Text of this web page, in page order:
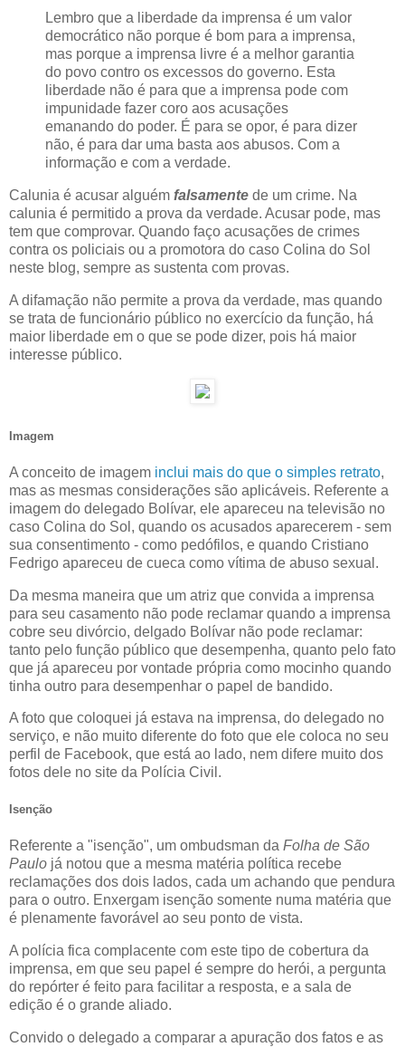
Lembro que a liberdade da imprensa é um valor
democrático não porque é bom para a imprensa,
mas porque a imprensa livre é a melhor garantia
do povo contro os excessos do governo. Esta
liberdade não é para que a imprensa pode com
impunidade fazer coro aos acusações
emanando do poder. É para se opor, é para dizer
não, é para dar uma basta aos abusos. Com a
informação e com a verdade.
Calunia é acusar alguém falsamente de um crime. Na
calunia é permitido a prova da verdade. Acusar pode, mas
tem que comprovar. Quando faço acusações de crimes
contra os policiais ou a promotora do caso Colina do Sol
neste blog, sempre as sustenta com provas.
A difamação não permite a prova da verdade, mas quando
se trata de funcionário público no exercício da função, há
maior liberdade em o que se pode dizer, pois há maior
interesse público.
Imagem
A conceito de imagem inclui mais do que o simples retrato,
mas as mesmas considerações são aplicáveis. Referente a
imagem do delegado Bolívar, ele apareceu na televisão no
caso Colina do Sol, quando os acusados aparecerem - sem
sua consentimento - como pedófilos, e quando Cristiano
Fedrigo apareceu de cueca como vítima de abuso sexual.
Da mesma maneira que um atriz que convida a imprensa
para seu casamento não pode reclamar quando a imprensa
cobre seu divórcio, delgado Bolívar não pode reclamar:
tanto pelo função público que desempenha, quanto pelo fato
que já apareceu por vontade própria como mocinho quando
tinha outro para desempenhar o papel de bandido.
A foto que coloquei já estava na imprensa, do delegado no
serviço, e não muito diferente do foto que ele coloca no seu
perfil de Facebook, que está ao lado, nem difere muito dos
fotos dele no site da Polícia Civil.
Isenção
Referente a "isenção", um ombudsman da Folha de São
Paulo já notou que a mesma matéria política recebe
reclamações dos dois lados, cada um achando que pendura
para o outro. Enxergam isenção somente numa matéria que
é plenamente favorável ao seu ponto de vista.
A polícia fica complacente com este tipo de cobertura da
imprensa, em que seu papel é sempre do herói, a pergunta
do repórter é feito para facilitar a resposta, e a sala de
edição é o grande aliado.
Convido o delegado a comparar a apuração dos fatos e as